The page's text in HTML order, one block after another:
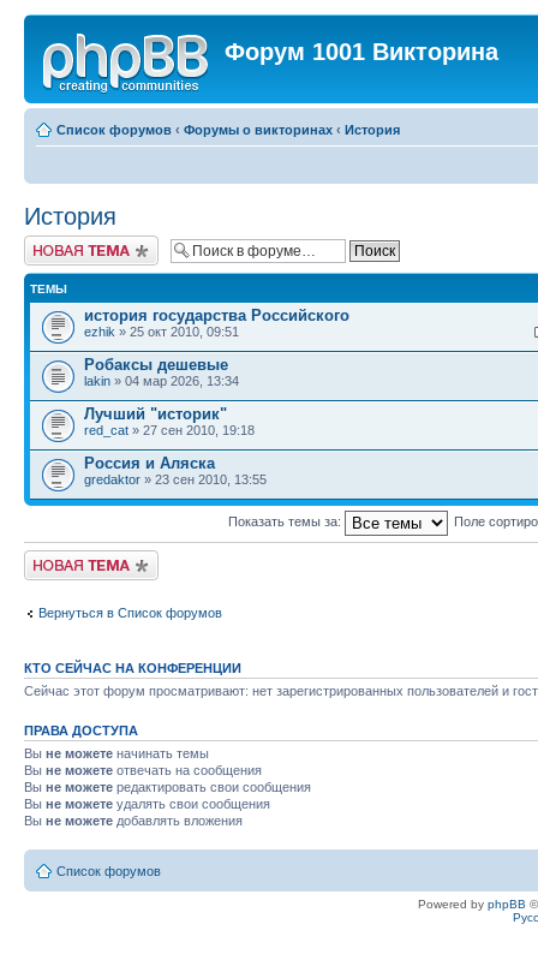
Форум 1001 Викторина
Список форумов ‹ Форумы о викторинах ‹ История
История
Новая тема
ТЕМЫ
история государства Российского
ezhik » 25 окт 2010, 09:51
Робаксы дешевые
lakin » 04 мар 2026, 13:34
Лучший "историк"
red_cat » 27 сен 2010, 19:18
Россия и Аляска
gredaktor » 23 сен 2010, 13:55
Показать темы за: Поле
Новая тема
Вернуться в Список форумов
КТО СЕЙЧАС НА КОНФЕРЕНЦИИ
Сейчас этот форум просматривают: нет зарегистрированных пользователей и
ПРАВА ДОСТУПА
Вы не можете начинать темы
Вы не можете отвечать на сообщения
Вы не можете редактировать свои сообщения
Вы не можете удалять свои сообщения
Вы не можете добавлять вложения
Список форумов
Powered by phpBB